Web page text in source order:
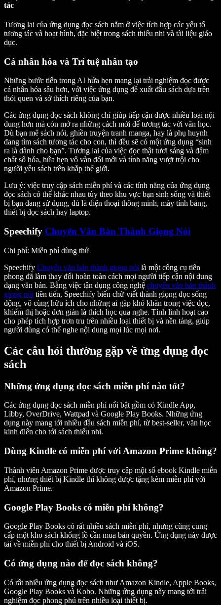
tác
Tương lai của ứng dụng đọc sách nằm ở việc tích hợp các yếu tố
tương tác và hoạt hình, đặc biệt trong sách thiếu nhi và tài liệu giáo
dục.
Cá nhân hóa và Trí tuệ nhân tạo
Những bước tiến trong AI hứa hẹn mang lại trải nghiệm đọc được
cá nhân hóa sâu hơn, với việc ứng dụng đề xuất đầu sách dựa trên
thói quen và sở thích riêng của bạn.
Các ứng dụng đọc sách không chỉ giúp tiếp cận được nhiều loại nội
dung hơn mà còn mở ra những cách mới để tương tác với văn học.
Dù bạn mê sách nói, ghiền truyện tranh manga, hay là phụ huynh
đang tìm sách tương tác cho con, thì đều sẽ có một ứng dụng “sinh
ra là dành cho bạn”. Tương lai của việc đọc thật tươi sáng và đậm
chất số hóa, hứa hẹn vô vàn đổi mới và tính năng vượt trội cho
người yêu sách trên khắp thế giới.
Lưu ý: việc truy cập sách miễn phí và các tính năng của ứng dụng
đọc sách có thể khác nhau tùy theo khu vực bạn sinh sống và thiết
bị bạn đang sử dụng, dù là điện thoại thông minh, máy tính bảng,
thiết bị đọc sách hay laptop.
Speechify Chuyển Văn Bản Thành Giọng Nói
Chi phí: Miễn phí dùng thử
Speechify Chuyển văn bản thành giọng nói là một công cụ tiên
phong đã làm thay đổi hoàn toàn cách mọi người tiếp cận nội dung
dạng văn bản. Bằng việc tận dụng công nghệ chuyển văn bản thành
giọng nói tiên tiến, Speechify biến chữ viết thành giọng đọc sống
động, vô cùng hữu ích cho những ai gặp khó khăn trong việc đọc,
khiếm thị hoặc đơn giản là thích học qua nghe. Tính linh hoạt cao
cho phép tích hợp trơn tru trên nhiều loại thiết bị và nền tảng, giúp
người dùng có thể nghe nội dung mọi lúc mọi nơi.
Các câu hỏi thường gặp về ứng dụng đọc
sách
Những ứng dụng đọc sách miễn phí nào tốt?
Các ứng dụng đọc sách miễn phí nổi bật gồm có Kindle App,
Libby, OverDrive, Wattpad và Google Play Books. Những ứng
dụng này mang tới nhiều đầu sách miễn phí, từ best-seller, văn học
kinh điển cho tới sách thiếu nhi.
Dùng Kindle có miễn phí với Amazon Prime không?
Thành viên Amazon Prime được truy cập một số ebook Kindle miễn
phí, nhưng thiết bị Kindle thì không được tặng kèm miễn phí với
Amazon Prime.
Google Play Books có miễn phí không?
Google Play Books có rất nhiều sách miễn phí, nhưng cũng cung
cấp một kho sách khổng lồ cần mua bản quyền. Ứng dụng này được
tải về miễn phí cho thiết bị Android và iOS.
Có ứng dụng nào để đọc sách không?
Có rất nhiều ứng dụng đọc sách như Amazon Kindle, Apple Books,
Google Play Books và Kobo. Những ứng dụng này mang tới trải
nghiệm đọc phong phú trên nhiều loại thiết bị.